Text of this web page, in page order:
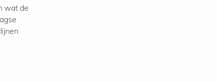
wat de